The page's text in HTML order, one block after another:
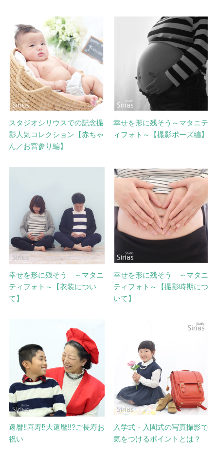
スタジオシリウスでの記念撮
影人気コレクション【赤ちゃ
ん／お宮参り編】
幸せを形に残そう～マタニテ
ィフォト～【撮影ポーズ編】
幸せを形に残そう ～マタニ
ティフォト～【衣装につい
て】
幸せを形に残そう ～マタニ
ティフォト～【撮影時期につ
いて】
還暦‼喜寿⁉大還暦‼?ご長寿お
祝い
入学式・入園式の写真撮影で
気をつけるポイントとは？